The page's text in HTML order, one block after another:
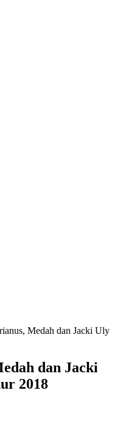
Medah dan Jacki Uly
dan Jacki
2018